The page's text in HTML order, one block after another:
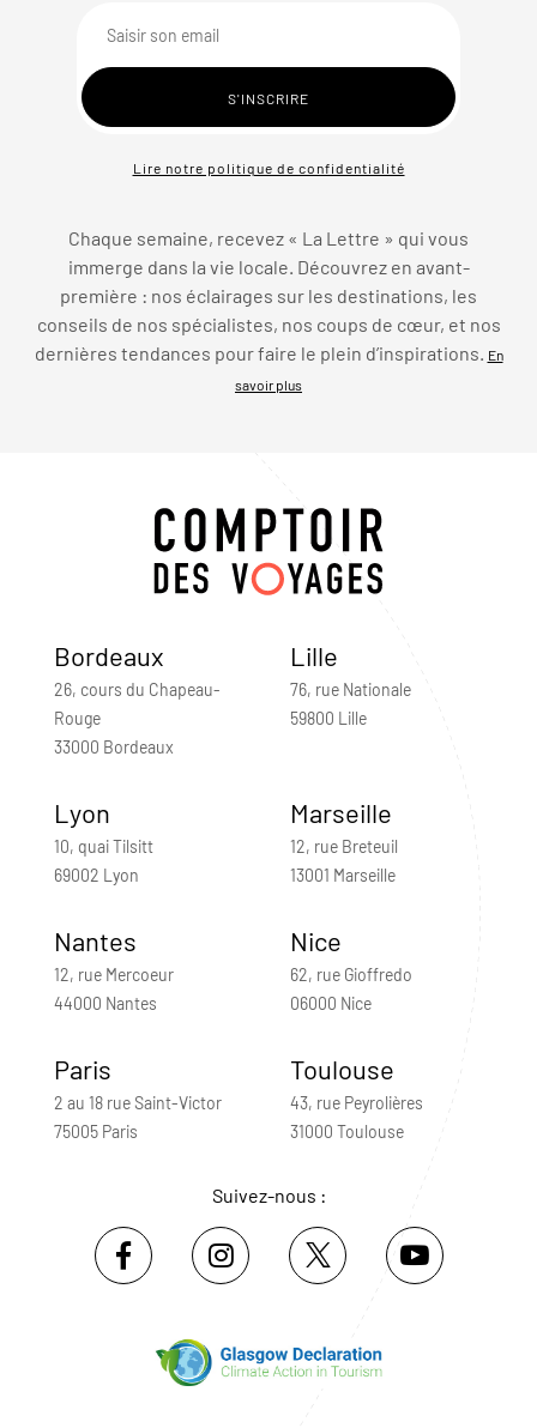
Lire notre politique de confidentialité
Chaque semaine, recevez « La Lettre » qui vous
immerge dans la vie locale. Découvrez en avant-
première : nos éclairages sur les destinations, les
conseils de nos spécialistes, nos coups de cœur, et nos
dernières tendances pour faire le plein d’inspirations. En
savoir plus
Bordeaux
26, cours du Chapeau-
Rouge
33000 Bordeaux
Lille
76, rue Nationale
59800 Lille
Lyon
10, quai Tilsitt
69002 Lyon
Marseille
12, rue Breteuil
13001 Marseille
Nantes
12, rue Mercoeur
44000 Nantes
Nice
62, rue Gioffredo
06000 Nice
Paris
2 au 18 rue Saint-Victor
75005 Paris
Toulouse
43, rue Peyrolières
31000 Toulouse
Suivez-nous :